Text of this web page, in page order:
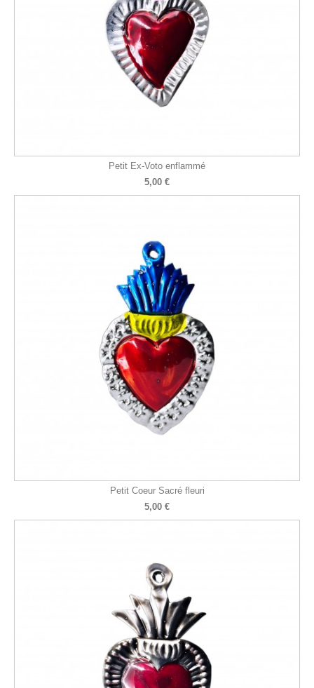
Petit Ex-Voto enflammé
5,00 €
Petit Coeur Sacré fleuri
5,00 €